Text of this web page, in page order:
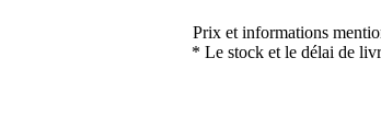
Prix et informations
* Le stock et le délai de